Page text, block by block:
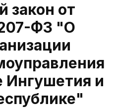
закон от
ФЗ "О
Ингушетия и